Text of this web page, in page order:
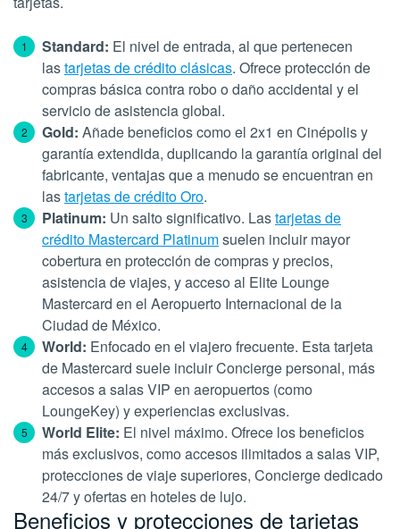
Standard: El nivel de entrada, al que pertenecen
lastarjetas de crédito clásicas. Ofrece protección de
compras básica contra robo o daño accidental y el
servicio de asistencia global.
Gold: Añade beneficios como el 2x1 en Cinépolis y
garantía extendida, duplicando la garantía original del
fabricante, ventajas que a menudo se encuentran en
lastarjetas de crédito Oro.
Platinum: Un salto significativo. Lastarjetas de
crédito Mastercard Platinumsuelen incluir mayor
cobertura en protección de compras y precios,
asistencia de viajes, y acceso al Elite Lounge
Mastercard en el Aeropuerto Internacional de la
Ciudad de México.
World: Enfocado en el viajero frecuente. Esta tarjeta
de Mastercard suele incluir Concierge personal, más
accesos a salas VIP en aeropuertos (como
LoungeKey) y experiencias exclusivas.
World Elite: El nivel máximo. Ofrece los beneficios
más exclusivos, como accesos ilimitados a salas VIP,
protecciones de viaje superiores, Concierge dedicado
24/7 y ofertas en hoteles de lujo.
Beneficios y protecciones de tarjetas